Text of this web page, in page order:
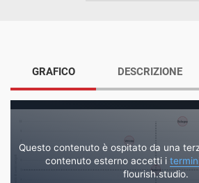
GRAFICO
Questo contenuto è ospitato da una
contenuto esterno accetti i
flourish.studio.
DESCRIZIONE